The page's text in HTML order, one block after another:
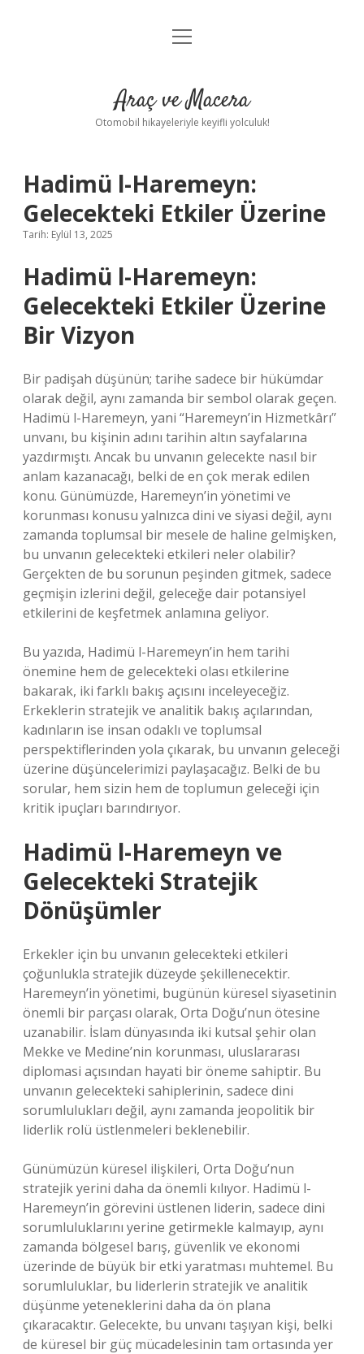
Anasayfa
Yasal Uyarı
menüyü
Araç ve Macera
Otomobil hikayeleriyle keyifli yolculuk!
Hadimü l-Haremeyn:
Gelecekteki Etkiler Üzerine
Tarih: Eylül 13, 2025
Hadimü l-Haremeyn:
Gelecekteki Etkiler Üzerine
Bir Vizyon
Bir padişah düşünün; tarihe sadece bir hükümdar
olarak değil, aynı zamanda bir sembol olarak geçen.
Hadimü l-Haremeyn, yani “Haremeyn’in Hizmetkârı”
unvanı, bu kişinin adını tarihin altın sayfalarına
yazdırmıştı. Ancak bu unvanın gelecekte nasıl bir
anlam kazanacağı, belki de en çok merak edilen
konu. Günümüzde, Haremeyn’in yönetimi ve
korunması konusu yalnızca dini ve siyasi değil, aynı
zamanda toplumsal bir mesele de haline gelmişken,
bu unvanın gelecekteki etkileri neler olabilir?
Gerçekten de bu sorunun peşinden gitmek, sadece
geçmişin izlerini değil, geleceğe dair potansiyel
etkilerini de keşfetmek anlamına geliyor.
Bu yazıda, Hadimü l-Haremeyn’in hem tarihi
önemine hem de gelecekteki olası etkilerine
bakarak, iki farklı bakış açısını inceleyeceğiz.
Erkeklerin stratejik ve analitik bakış açılarından,
kadınların ise insan odaklı ve toplumsal
perspektiflerinden yola çıkarak, bu unvanın geleceği
üzerine düşüncelerimizi paylaşacağız. Belki de bu
sorular, hem sizin hem de toplumun geleceği için
kritik ipuçları barındırıyor.
Hadimü l-Haremeyn ve
Gelecekteki Stratejik
Dönüşümler
Erkekler için bu unvanın gelecekteki etkileri
çoğunlukla stratejik düzeyde şekillenecektir.
Haremeyn’in yönetimi, bugünün küresel siyasetinin
önemli bir parçası olarak, Orta Doğu’nun ötesine
uzanabilir. İslam dünyasında iki kutsal şehir olan
Mekke ve Medine’nin korunması, uluslararası
diplomasi açısından hayati bir öneme sahiptir. Bu
unvanın gelecekteki sahiplerinin, sadece dini
sorumlulukları değil, aynı zamanda jeopolitik bir
liderlik rolü üstlenmeleri beklenebilir.
Günümüzün küresel ilişkileri, Orta Doğu’nun
stratejik yerini daha da önemli kılıyor. Hadimü l-
Haremeyn’in görevini üstlenen liderin, sadece dini
sorumluluklarını yerine getirmekle kalmayıp, aynı
zamanda bölgesel barış, güvenlik ve ekonomi
üzerinde de büyük bir etki yaratması muhtemel. Bu
sorumluluklar, bu liderlerin stratejik ve analitik
düşünme yeteneklerini daha da ön plana
çıkaracaktır. Gelecekte, bu unvanı taşıyan kişi, belki
de küresel bir güç mücadelesinin tam ortasında yer